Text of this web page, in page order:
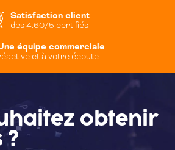
Satisfaction client
des 4.60/5 certifiés
équipe commerciale
et à votre écoute
obtenir
?